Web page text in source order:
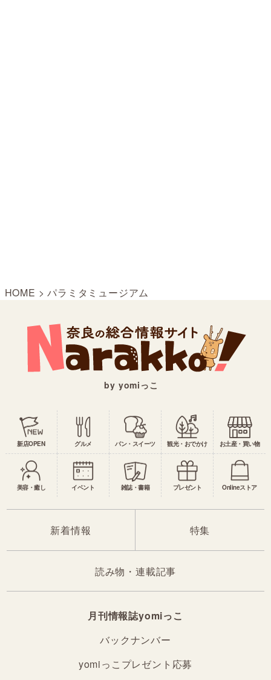
HOME >パラミタミュージアム
by yomiっこ
新店OPEN グルメ パン・スイーツ 観光・おでかけ お土産・買い物
美容・癒し イベント 雑誌・書籍 プレゼント Onlineストア
新着情報 特集
読み物・連載記事
月刊情報誌yomiっこ
バックナンバー
yomiっこプレゼント応募